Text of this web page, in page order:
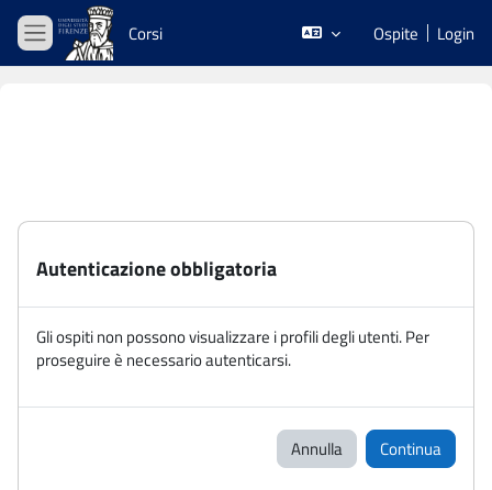
Vai al contenuto principale
Pannello laterale
Corsi Ospite Login
Autenticazione obbligatoria
Gli ospiti non possono visualizzare i profili degli utenti. Per
proseguire è necessario autenticarsi.
Annulla Continua